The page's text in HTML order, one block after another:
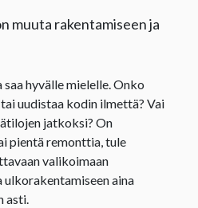
muuta rakentamiseen ja
hyvälle mielelle. Onko
uudistaa kodin ilmettä? Vai
jatkoksi? On
pientä remonttia, tule
valikoimaan
aina
asti.